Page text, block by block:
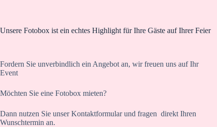
Unsere Fotobox ist ein echtes Highlight für Ihre Gäste auf Ihrer Feier
Fordern Sie unverbindlich ein Angebot an, wir freuen uns auf Ihr
Event
Möchten Sie eine Fotobox mieten?
Dann nutzen Sie unser Kontaktformular und fragen direkt Ihren
Wunschtermin an.